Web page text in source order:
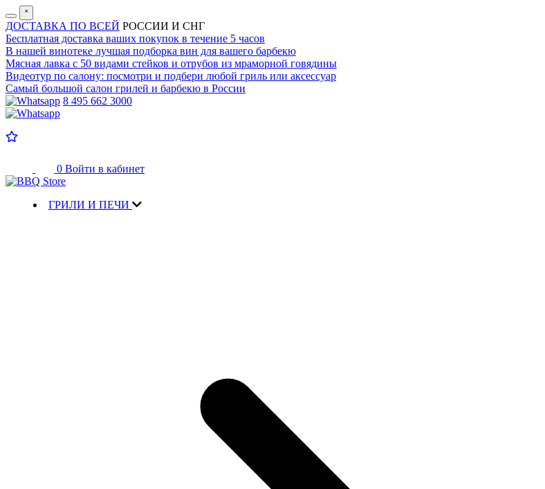
˟
ДОСТАВКА ПО ВСЕЙ РОССИИ И СНГ
Бесплатная доставка ваших покупок в течение 5 часов
В нашей винотеке лучшая подборка вин для вашего барбекю
Мясная лавка с 50 видами стейков и отрубов из мраморной говядины
Видеотур по салону: посмотри и подбери любой гриль или аксессуар
Самый большой салон грилей и барбекю в России
8 495 662 3000
0 Войти в кабинет
ГРИЛИ И ПЕЧИ